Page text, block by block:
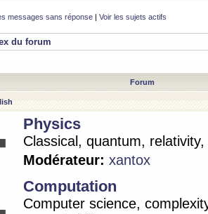
messages sans réponse | Voir les sujets actifs
du forum
Forum
Physics
Classical, quantum,
Modérateur: xantox
Computation
Computer science,